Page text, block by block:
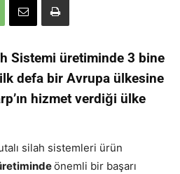
Sistemi üretiminde 3 bine
ilk defa bir Avrupa ülkesine
hizmet verdiği ülke
silah sistemleri ürün
önemli bir başarı